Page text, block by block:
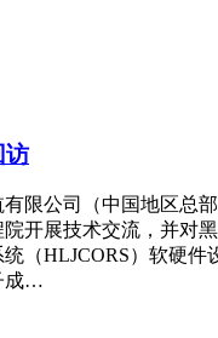
访
限公司（中国地区总
开展技术交流，并对
（HLJCORS）软硬件
成…